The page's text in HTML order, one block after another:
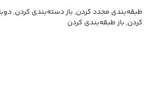
طبقه‌بندی مجدد کردن, باز دسته‌بندی کردن,
کردن, باز طبقه‌بندی کردن